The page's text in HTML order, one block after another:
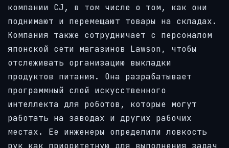
компании CJ, в том числе о том, как они
поднимают и перемещают товары на складах.
Компания также сотрудничает с персоналом
японской сети магазинов Lawson, чтобы
отслеживать организацию выкладки
продуктов питания. Она разрабатывает
программный слой искусственного
интеллекта для роботов, которые могут
работать на заводах и других рабочих
местах. Ее инженеры определили ловкость
рук как приоритетную для выполнения задач